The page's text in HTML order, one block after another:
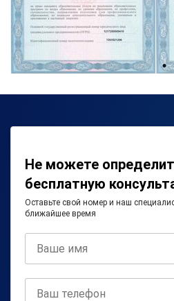
Не можете
бесплатную
Оставьте свой номер и наш
ближайшее время